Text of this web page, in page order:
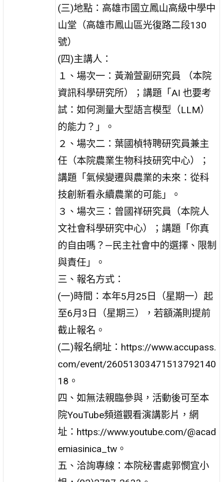
(三)地點：高雄市國立鳳山高級中學中
山堂（高雄市鳳山區光復路二段130
號）
(四)主講人：
１、場次一：黃瀚萱副研究員 （本院
資訊科學研究所）；講題「AI 也要考
試：如何測量大型語言模型（LLM）
的能力？」。
２、場次二：葉國楨特聘研究員兼主
任（本院農業生物科技研究中心）；
講題「氣候變遷與農業的未來：從科
技創新看永續農業的可能」。
３、場次三：曾國祥研究員（本院人
文社會科學研究中心）；講題「你真
的自由嗎？—民主社會中的選擇、限制
與責任」。
三、報名方式：
(一)時間：本年5月25日（星期一）起
至6月3日（星期三），若額滿則提前
截止報名。
(二)報名網址：https://www.accupass.
com/event/26051303471513792140
18。
四、如無法親臨參與，活動後可至本
院YouTube頻道觀看演講影片，網
址：https://www.youtube.com/@acad
emiasinica_tw。
五、洽詢專線：本院秘書處郭憫宜小